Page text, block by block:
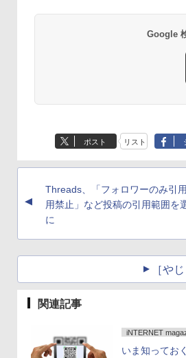
Google
ポスト リスト
▲
Threads、「フォロワーのみ引用
用禁止」など投稿の引用範囲を
に
［や
関連記事
iNTERNET
いま知ってお